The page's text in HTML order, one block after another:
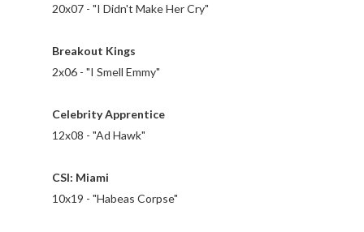
20x07 - "I Didn't Make Her Cry"
Breakout Kings
2x06 - "I Smell Emmy"
Celebrity Apprentice
12x08 - "Ad Hawk"
CSI: Miami
10x19 - "Habeas Corpse"